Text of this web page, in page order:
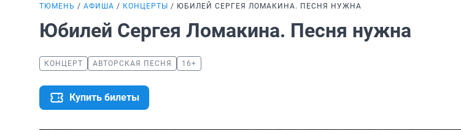
ТЮМЕНЬ АФИША КОНЦЕРТЫ ЮБИЛЕЙ СЕРГЕЯ ЛОМАКИНА. ПЕСНЯ НУЖНА
Юбилей Сергея Ломакина. Песня нужна
КОНЦЕРТ АВТОРСКАЯ ПЕСНЯ 16+
Купить билеты